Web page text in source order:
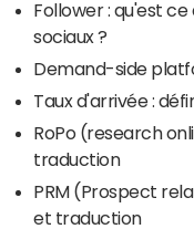
Follower : qu'est
sociaux ?
Demand-side
Taux d'arrivée :
RoPo (research
traduction
PRM (Prospect
et traduction